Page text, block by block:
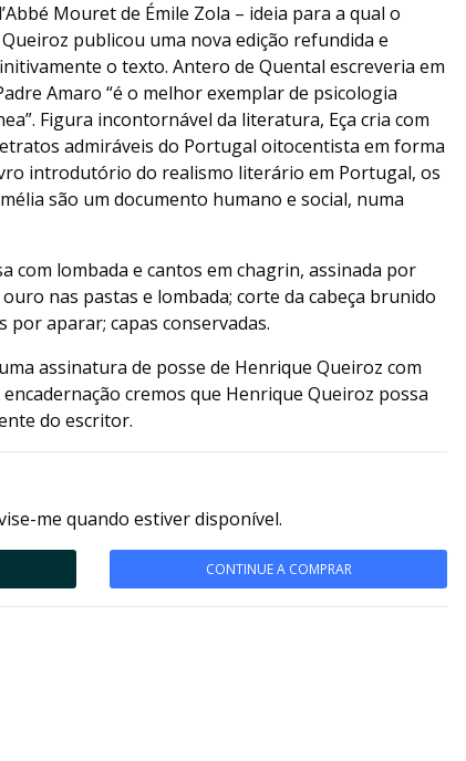
Mouret de Émile Zola – ideia para a qual o
publicou uma nova edição refundida e
o texto. Antero de Quental escreveria em
Amaro “é o melhor exemplar de psicologia
Figura incontornável da literatura, Eça cria com
admiráveis do Portugal oitocentista em forma
introdutório do realismo literário em Portugal, os
são um documento humano e social, numa
com lombada e cantos em chagrin, assinada por
ouro nas pastas e lombada; corte da cabeça brunido
aparar; capas conservadas.
assinatura de posse de Henrique Queiroz com
encadernação cremos que Henrique Queiroz possa
do escritor.
me quando estiver disponível.
CONTINUE A COMPRAR